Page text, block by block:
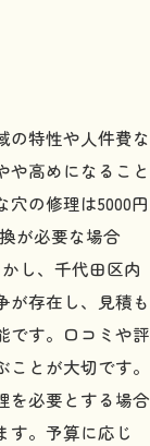
の特性や人件費な
や高めになること
の修理は5000円
が必要な場合
し、千代田区内
が存在し、見積も
です。口コミや評
とが大切です。
を必要とする場合
す。予算に応じ